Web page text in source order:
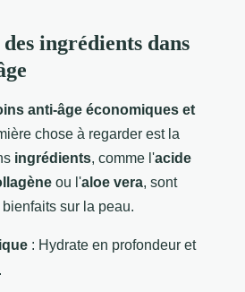
ingrédients dans
anti-âge économiques et
chose à regarder est la
ingrédients, comme l'acide
ou l'aloe vera, sont
sur la peau.
: Hydrate en profondeur et